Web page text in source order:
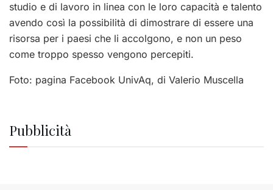
studio e di lavoro in linea con le loro capacità e talento
avendo così la possibilità di dimostrare di essere una
risorsa per i paesi che li accolgono, e non un peso
come troppo spesso vengono percepiti.
Foto: pagina Facebook UnivAq, di Valerio Muscella
Pubblicità